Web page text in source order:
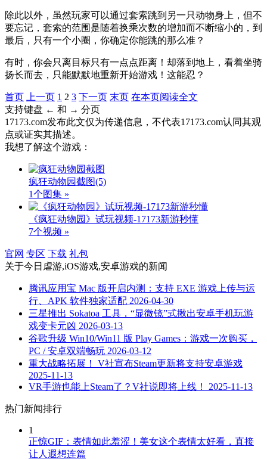
除此以外，虽然玩家可以通过套索跳到另一只动物身上，但不
要忘记，套索的范围是随着换乘次数的增加而不断缩小的，到
最后，只有一个小圈，你确定你能跳的那么准？
有时，你会只离目标只有一点点距离！却落到地上，看着坐骑
扬长而去，只能默默地重新开始游戏！这能忍？
首页 上一页 1 2 3 下一页 末页 在本页阅读全文
支持键盘 ← 和 → 分页
17173.com发布此文仅为传递信息，不代表17173.com认同其观
点或证实其描述。
我想了解这个游戏：
疯狂动物园截图(5)
1个图集 »
《疯狂动物园》试玩视频-17173新游秒懂
7个视频 »
官网 专区 下载 礼包
关于今日虐游,iOS游戏,安卓游戏的新闻
腾讯应用宝 Mac 版开启内测：支持 EXE 游戏上传与运
行、APK 软件独家适配 2026-04-30
三星推出 Sokatoa 工具，“显微镜”式揪出安卓手机玩游
戏变卡元凶 2026-03-13
谷歌升级 Win10/Win11 版 Play Games：游戏一次购买，
PC / 安卓双端畅玩 2026-03-12
重大战略拓展！ V社宣布Steam更新将支持安卓游戏
2025-11-13
VR手游也能上Steam了？V社说即将上线！
2025-11-13
热门新闻排行
1
正惊GIF：表情如此羞涩！美女这个表情太好看，直接
让人遐想连篇